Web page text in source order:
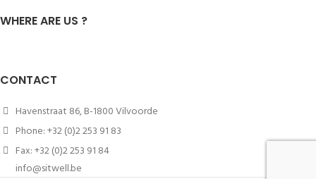
WHERE ARE US ?
CONTACT
Havenstraat 86, B-1800 Vilvoorde
Phone: +32 (0)2 253 91 83
Fax: +32 (0)2 253 91 84
info@sitwell.be